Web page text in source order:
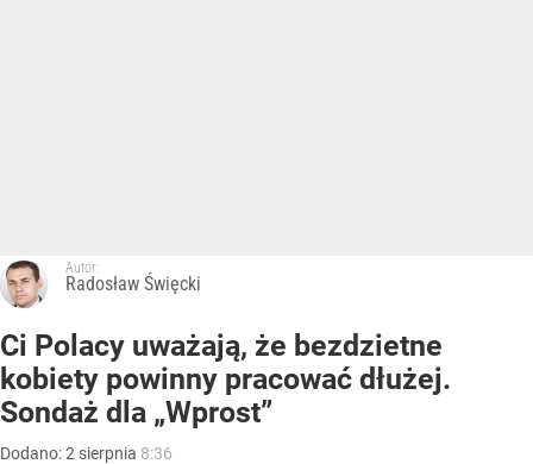
Autor:
Radosław Święcki
Ci Polacy uważają, że bezdzietne
kobiety powinny pracować dłużej.
Sondaż dla „Wprost”
Dodano:2 sierpnia 8:36